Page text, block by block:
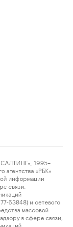
1995–
«РБК»
информации
связи,
63848) и сетевого
массовой
в сфере связи,